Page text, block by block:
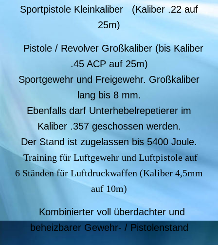
Sportpistole Kleinkaliber (Kaliber .22 auf
25m)
Pistole / Revolver Großkaliber (bis Kaliber
.45 ACP auf 25m)
Sportgewehr und Freigewehr. Großkaliber
lang bis 8 mm.
Ebenfalls darf Unterhebelrepetierer im
Kaliber .357 geschossen werden.
Der Stand ist zugelassen bis 5400 Joule.
Training für Luftgewehr und Luftpistole auf
6 Ständen für Luftdruckwaffen (Kaliber 4,5mm
auf 10m)
Kombinierter voll überdachter und
beheizbarer Gewehr- / Pistolenstand